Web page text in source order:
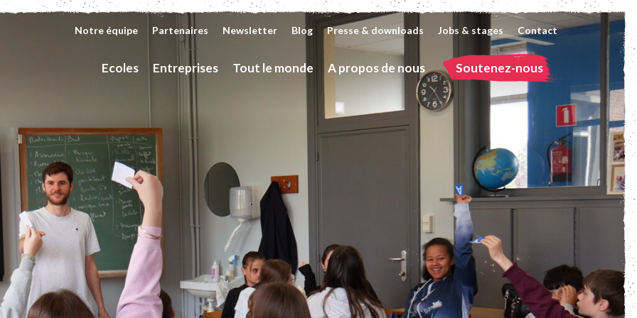
Notre équipe Partenaires Newsletter Blog Presse & downloads Jobs & stages Contact
Ecoles Entreprises Tout le monde A propos de nous Soutenez-nous